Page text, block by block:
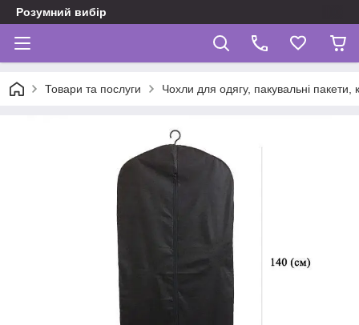
Розумний вибір
Товари та послуги Чохли для одягу, пакувальні пакети,